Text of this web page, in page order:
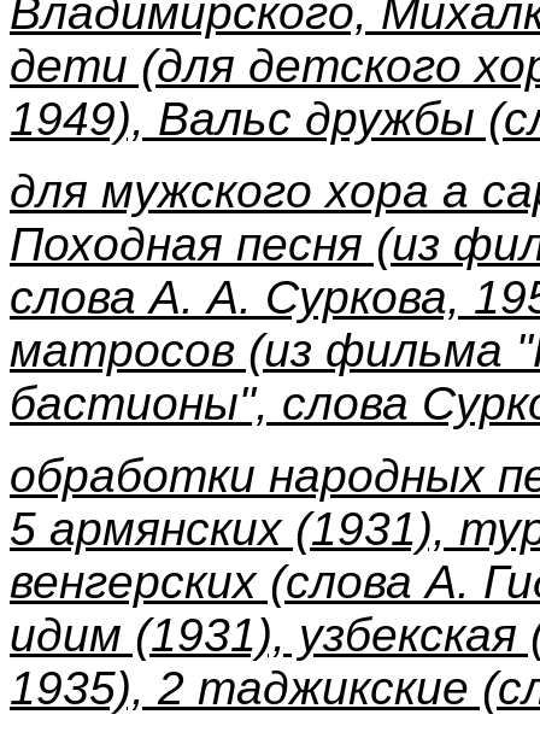
Владимирского,
дети (для детского
1949), Вальс дружбы
для мужского хора а
Походная песня (из
cлова А. А. Суркова,
матросов (из фильма
бастионы", слова
обработки народных
5 армянских (1931),
венгерских (слова А.
идим (1931),
1935), 2 таджикские